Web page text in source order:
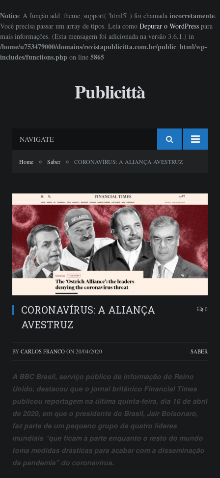
Notice: A função add_theme_support( 'html5' ) foi chamada incorretamente.
Você precisa passar um array de tipos. Leia como Depurar o WordPress para
mais informações. (Esta mensagem foi adicionada na versão 3.6.1.) in
/home/u753479000/domains/revistapublicitta.com.br/public_html/wp-
includes/functions.php on line 5865
Publicittà
NAVIGATE
Home » Saber » CORONAVÍRUS: A ALIANÇA AVESTRUZ
CORONAVÍRUS: A ALIANÇA
AVESTRUZ
0
BY CARLOS FRANCO ON 20/04/2020 SABER
A BBC Brasil, serviço público de informação do Reino
Unido, destacou que o jornal britânico Financial Times
publicou reportagem na última quinta-feira, dia 16 de abril
de 2020, em que o presidente do Brasil, Jair Bolsonaro,
faz parte de um pequeno grupo de quatro líderes
mundiais “que ficam à parte enquanto o resto do mundo
toma medidas drásticas para acabar com a disseminação
da pandemia” do coronavírus.